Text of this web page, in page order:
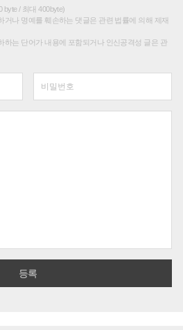
byte / 최대 400byte)
거나 명예를 훼손하는 댓글은 관련 법률에 의해 제재
하는 단어가 내용에 포함되거나 인신공격성 글은 관